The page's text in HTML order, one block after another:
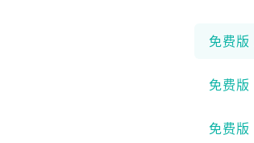
免费版
免费版
免费版